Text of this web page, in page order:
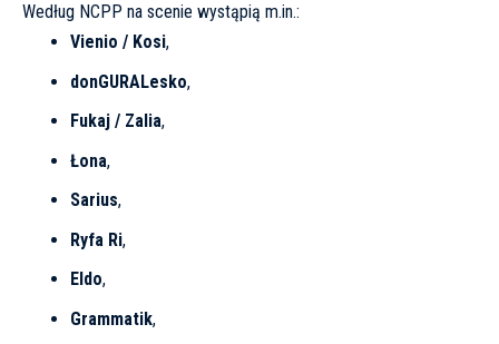
Według NCPP na scenie wystąpią m.in.:
Vienio / Kosi,
donGURALesko,
Fukaj / Zalia,
Łona,
Sarius,
Ryfa Ri,
Eldo,
Grammatik,